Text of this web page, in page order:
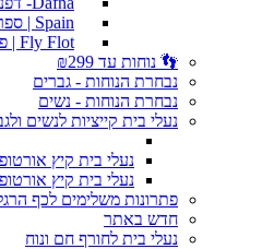
Spain | ספרד - Alberola
Fly Flot | פליי פלוט
👣 נוחות עד ₪299
נבחרת הנוחות - גברים
נבחרת הנוחות - נשים
נעלי בית קייציות לנשים
נעלי בית קיץ
נעלי בית קיץ
פתרונות משלימים לכף
חדש באתר
נעלי בית לחורף חם ונוח